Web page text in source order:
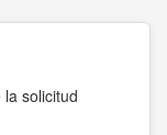
solicitud